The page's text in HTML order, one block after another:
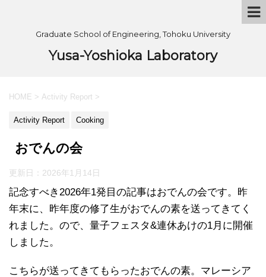
Graduate School of Engineering, Tohoku University
Yusa-Yoshioka Laboratory
HOME > Activity Report >
Activity Report Cooking
おでんの会
更新日： 2026年1月14日
記念すべき2026年1発目の記事はおでんの会です。昨
年末に、昨年度の修了生がおでんの素を送ってきてく
れました。ので、量子フェスタ&連休あけの1月に開催
しました。
こちらが送ってきてもらったおでんの素。マレーシア